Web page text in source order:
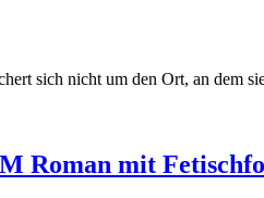
sich nicht um den Ort, an dem
Roman mit